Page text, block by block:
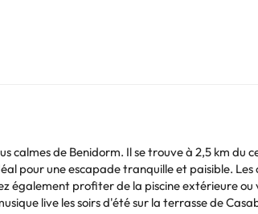
calmes de Benidorm. Il se trouve à 2,5 km du
pour une escapade tranquille et paisible. Les
également profiter de la piscine extérieure ou
live les soirs d'été sur la terrasse de